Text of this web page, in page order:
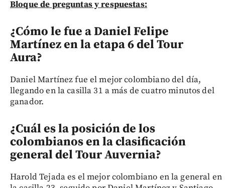
Bloque de preguntas y respuestas:
¿Cómo le fue a Daniel Felipe
Martínez en la etapa 6 del Tour
Aura?
Daniel Martínez fue el mejor colombiano del día,
llegando en la casilla 31 a más de cuatro minutos del
ganador.
¿Cuál es la posición de los
colombianos en la clasificación
general del Tour Auvernia?
Harold Tejada es el mejor colombiano en la general en